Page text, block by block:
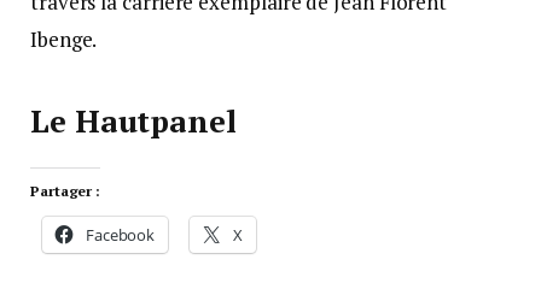
Ibenge.
Le Hautpanel
Partager :
Facebook X